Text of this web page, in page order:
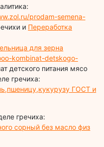
prodam-semena-
и Переработка
для зерна
kombinat-detskogo-
детского питания мясо
гречиха:
ГОСТ и
гречиха:
сорный без масло физ